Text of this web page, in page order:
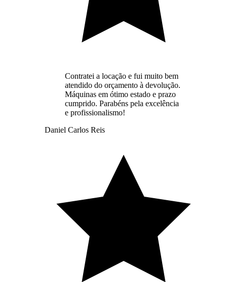
Contratei a locação e fui muito bem
atendido do orçamento à devolução.
Máquinas em ótimo estado e prazo
cumprido. Parabéns pela excelência
e profissionalismo!
Daniel Carlos Reis